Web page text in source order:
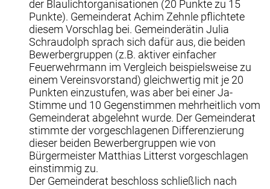
der Blaulichtorganisationen (20 Punkte zu 15
Punkte). Gemeinderat Achim Zehnle pflichtete
diesem Vorschlag bei. Gemeinderätin Julia
Schraudolph sprach sich dafür aus, die beiden
Bewerbergruppen (z.B. aktiver einfacher
Feuerwehrmann im Vergleich beispielsweise zu
einem Vereinsvorstand) gleichwertig mit je 20
Punkten einzustufen, was aber bei einer Ja-
Stimme und 10 Gegenstimmen mehrheitlich vom
Gemeinderat abgelehnt wurde. Der Gemeinderat
stimmte der vorgeschlagenen Differenzierung
dieser beiden Bewerbergruppen wie von
Bürgermeister Matthias Litterst vorgeschlagen
einstimmig zu.
Der Gemeinderat beschloss schließlich nach